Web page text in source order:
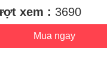
xem : 3690
Mua ngay